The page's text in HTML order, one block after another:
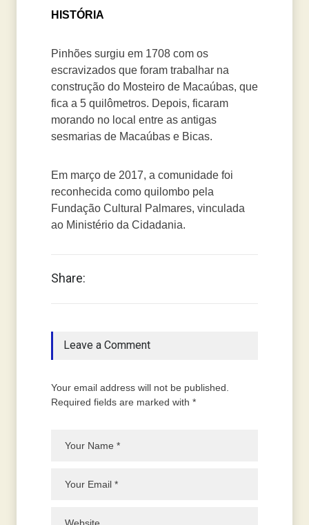
HISTÓRIA
Pinhões surgiu em 1708 com os
escravizados que foram trabalhar na
construção do Mosteiro de Macaúbas, que
fica a 5 quilômetros. Depois, ficaram
morando no local entre as antigas
sesmarias de Macaúbas e Bicas.
Em março de 2017, a comunidade foi
reconhecida como quilombo pela
Fundação Cultural Palmares, vinculada
ao Ministério da Cidadania.
Share:
Leave a Comment
Your email address will not be published.
Required fields are marked with *